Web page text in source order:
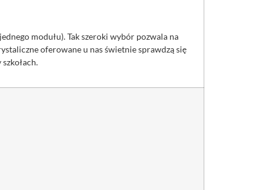
modułu). Tak szeroki wybór pozwala na
oferowane u nas świetnie sprawdzą się